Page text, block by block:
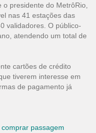
presidente do MetrôRio,
nas 41 estações das
validadores. O público-
atendendo um total de
cartões de crédito
tiverem interesse em
de pagamento já
passagem